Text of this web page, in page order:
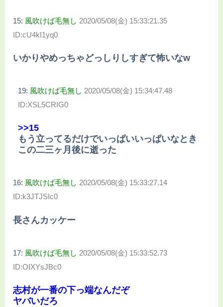
15: 風吹けば毛無し 2020/05/08(金) 15:33:21.35
ID:cU4kI1yq0
いかりやめっちゃどっしりしすぎて怖いなw
19: 風吹けば毛無し 2020/05/08(金) 15:34:47.48
ID:XSL5CRIG0
>>15
もう立ってるだけでいっぱいいっぱいなとき
この二三ヶ月後に逝った
16: 風吹けば毛無し 2020/05/08(金) 15:33:27.14
ID:k3JTJSIc0
長さんカッケー
17: 風吹けば毛無し 2020/05/08(金) 15:33:52.73
ID:OIXYsJBc0
志村が一番の下っ端なんだぞ
ヤバいだろ